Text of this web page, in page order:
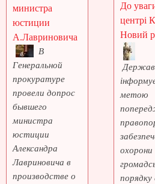
министра
юстиции
А.Лавриновича
В
Генеральной
прокуратуре
провели допрос
бывшего
министра
юстиции
Александра
Лавриновича в
производстве о
До
центрі
Новий
метою
охорони
порядку